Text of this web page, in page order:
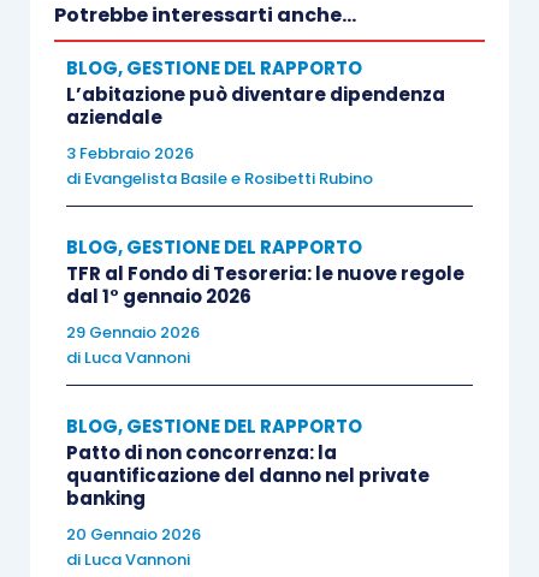
retributivi.
datoriale, caratterizzata dalla temporanea
erogazione del superminimo senza alcun
assorbimento in concomitanza con i
miglioramenti economici contrattuali e legali, in
base ai consolidati orientamenti giurisprudenziali,
costituisce un comportamento meramente
indiziario valutabile caso per caso anche alla luce
degli altri elementi di giudizio, senza che si
generi alcun automatismo nel mutamento della
qualificazione del superminimo. Reiterare nel
ogni modo, rischia di consolidare una diversa
Potrebbe interessarti anche...
BLOG,GESTIONE DEL RAPPORTO
L’abitazione può diventare dipendenza
aziendale
3 Febbraio 2026
di Evangelista Basilee Rosibetti Rubino
BLOG,GESTIONE DEL RAPPORTO
TFR al Fondo di Tesoreria: le nuove regole
dal 1° gennaio 2026
29 Gennaio 2026
di Luca Vannoni
BLOG,GESTIONE DEL RAPPORTO
Patto di non concorrenza: la
quantificazione del danno nel private
banking
20 Gennaio 2026
di Luca Vannoni